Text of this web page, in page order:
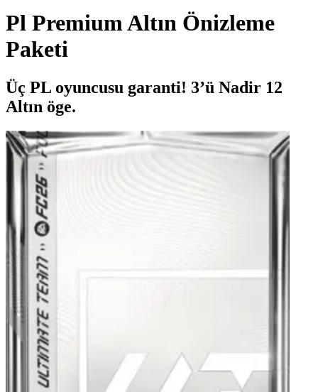
Pl Premium Altın Önizleme
Paketi
Üç PL oyuncusu garanti! 3’ü Nadir 12
Altın öge.